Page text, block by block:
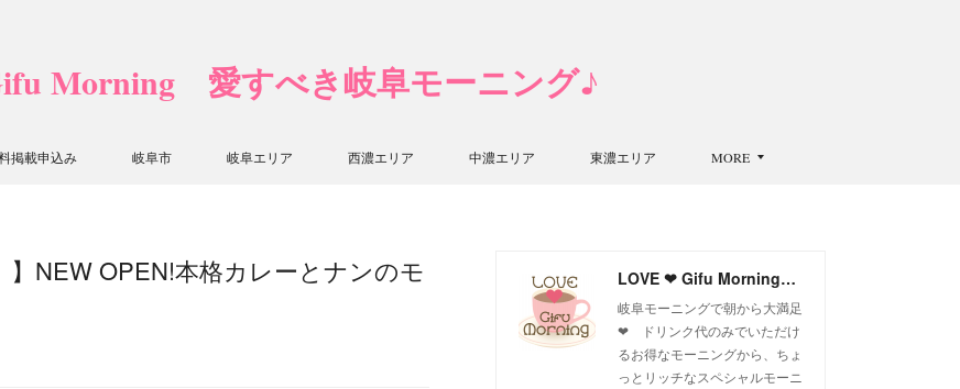
Morning 愛すべき岐阜モーニング♪
掲載申込み 岐阜市 岐阜エリア 西濃エリア 中濃エリア 東濃エリア MORE
NEW OPEN!本格カレーとナンのモ
LOVE ❤ Gifu Morning 愛すべき岐阜モーニング♪
岐阜モーニングで朝から大満足
❤ ドリンク代のみでいただけ
るお得なモーニングから、ちょ
っとリッチなスペシャルモーニ